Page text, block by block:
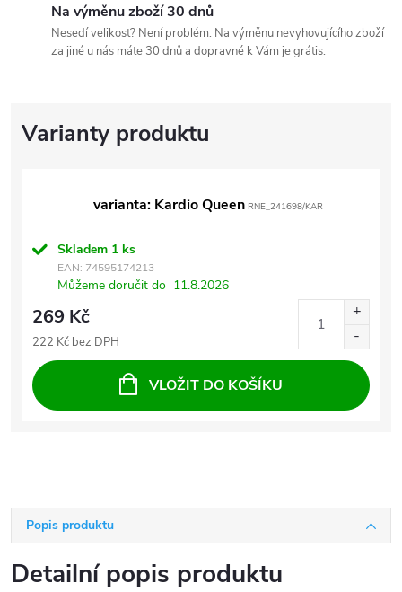
Na výměnu zboží 30 dnů
Nesedí velikost? Není problém. Na výměnu nevyhovujícího zboží
za jiné u nás máte 30 dnů a dopravné k Vám je grátis.
varianta: Kardio Queen RNE_241698/KAR
Skladem 1 ks
EAN: 74595174213
Můžeme doručit do 11.8.2026
269 Kč
222 Kč bez DPH
VLOŽIT DO KOŠÍKU
Popis produktu
Detailní popis produktu